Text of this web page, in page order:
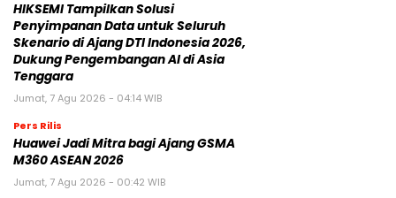
HIKSEMI Tampilkan Solusi
Penyimpanan Data untuk Seluruh
Skenario di Ajang DTI Indonesia 2026,
Dukung Pengembangan AI di Asia
Tenggara
Jumat, 7 Agu 2026 - 04:14 WIB
Pers Rilis
Huawei Jadi Mitra bagi Ajang GSMA
M360 ASEAN 2026
Jumat, 7 Agu 2026 - 00:42 WIB